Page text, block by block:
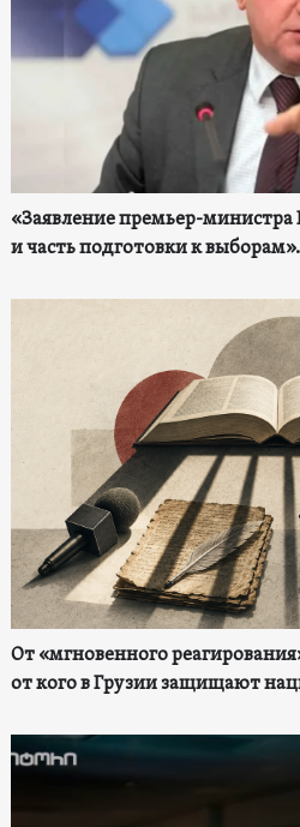
«Заявление премьер-
и часть подготовки к
От «мгновенного
от кого в Грузии защищают